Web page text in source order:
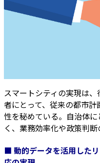
スマートシティの実現は
者にとって、従来の都市
性を秘めている。自治体
く、業務効率化や政策判断
■ 動的データを活用した